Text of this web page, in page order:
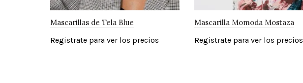
Mascarillas de Tela Blue
Registrate para ver los precios
Mascarilla Momoda Mostaza
Registrate para ver los precios